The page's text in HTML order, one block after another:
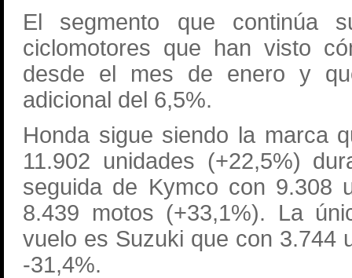
El segmento que continúa
ciclomotores que han visto
desde el mes de enero y
adicional del 6,5%.
Honda sigue siendo la marca
11.902 unidades (+22,5%)
seguida de Kymco con 9.308
8.439 motos (+33,1%). La
vuelo es Suzuki que con 3.744
-31,4%.